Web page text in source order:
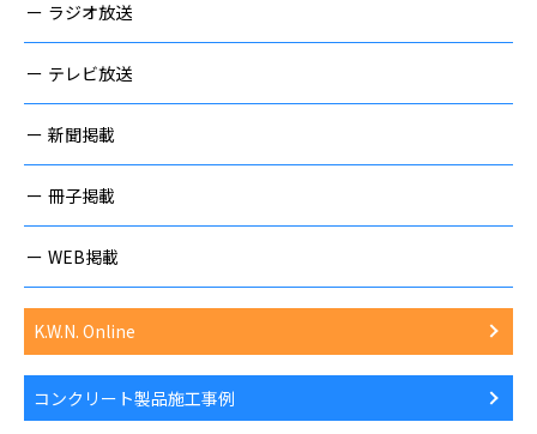
ラジオ放送
テレビ放送
新聞掲載
冊子掲載
WEB掲載
K.W.N. Online
コンクリート製品施工事例